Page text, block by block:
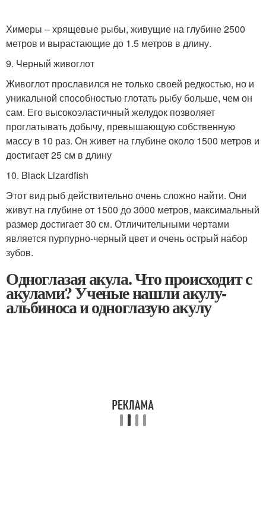
Химеры – хрящевые рыбы, живущие на глубине 2500
метров и вырастающие до 1.5 метров в длину.
9. Черный живоглот
Живоглот прославился не только своей редкостью, но и
уникальной способностью глотать рыбу больше, чем он
сам. Его высокоэластичный желудок позволяет
проглатывать добычу, превышающую собственную
массу в 10 раз. Он живет на глубине около 1500 метров и
достигает 25 см в длину
10. Black Lizardfish
Этот вид рыб действительно очень сложно найти. Они
живут на глубине от 1500 до 3000 метров, максимальный
размер достигает 30 см. Отличительными чертами
является пурпурно-черный цвет и очень острый набор
зубов.
Одноглазая акула. Что происходит с
акулами? Ученые нашли акулу-
альбиноса и одноглазую акулу